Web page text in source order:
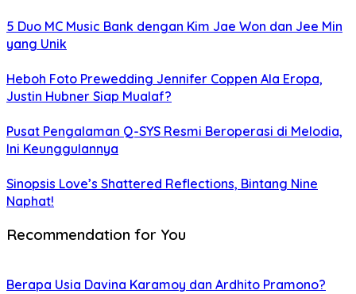
5 Duo MC Music Bank dengan Kim Jae Won dan Jee Min
yang Unik
Heboh Foto Prewedding Jennifer Coppen Ala Eropa,
Justin Hubner Siap Mualaf?
Pusat Pengalaman Q-SYS Resmi Beroperasi di Melodia,
Ini Keunggulannya
Sinopsis Love’s Shattered Reflections, Bintang Nine
Naphat!
Recommendation for You
Berapa Usia Davina Karamoy dan Ardhito Pramono?